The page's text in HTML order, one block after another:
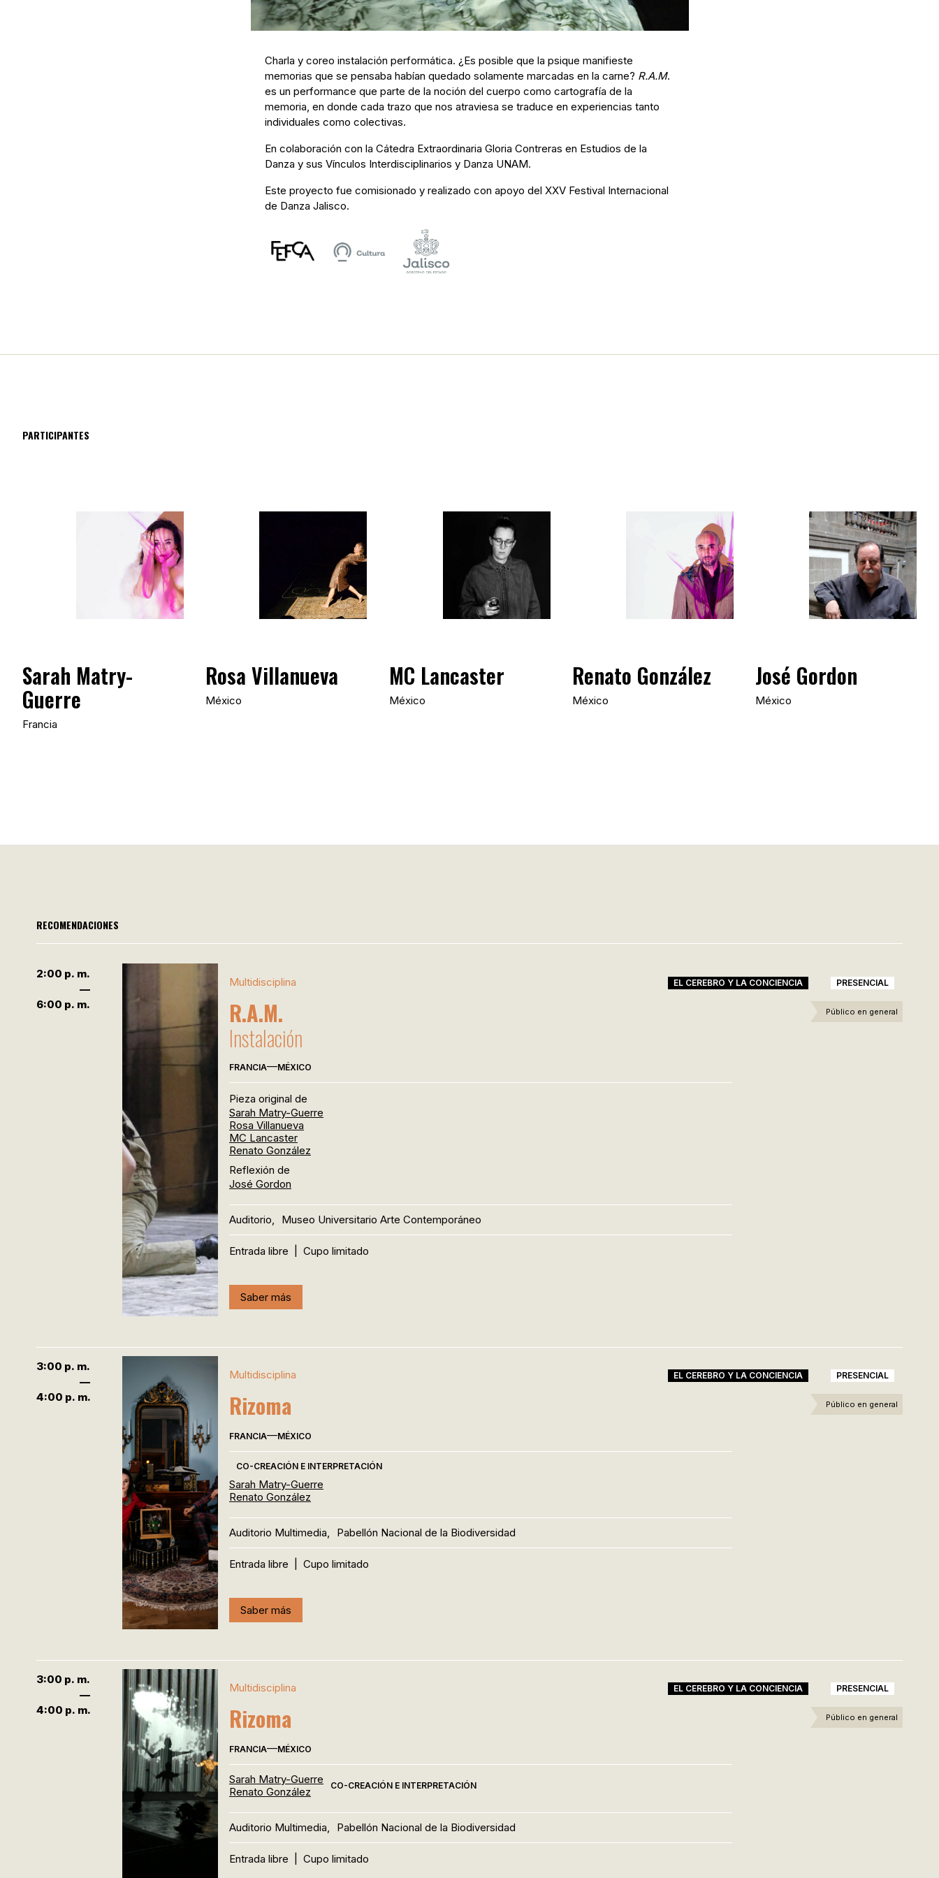
Charla y coreo instalación performática. ¿Es posible que la psique manifieste
memorias que se pensaba habían quedado solamente marcadas en la carne? R.A.M.
es un performance que parte de la noción del cuerpo como cartografía de la
memoria, en donde cada trazo que nos atraviesa se traduce en experiencias tanto
individuales como colectivas.
En colaboración con la Cátedra Extraordinaria Gloria Contreras en Estudios de la
Danza y sus Vínculos Interdisciplinarios y Danza UNAM.
Este proyecto fue comisionado y realizado con apoyo del XXV Festival Internacional
de Danza Jalisco.
PARTICIPANTES
Sarah Matry-
Guerre
Francia
Rosa Villanueva
México
MC Lancaster
México
Renato González
México
José Gordon
México
RECOMENDACIONES
2:00 p. m.
—
6:00 p. m.
Multidisciplina EL CEREBRO Y LA CONCIENCIA PRESENCIAL
R.A.M.
Instalación
FRANCIA—MÉXICO
Pieza original de
Sarah Matry-Guerre
Rosa Villanueva
MC Lancaster
Renato González
Reflexión de
José Gordon
Auditorio, Museo Universitario Arte Contemporáneo
Entrada libre Cupo limitado
Público en general
Saber más
3:00 p. m.
—
4:00 p. m.
Multidisciplina EL CEREBRO Y LA CONCIENCIA PRESENCIAL
Rizoma
FRANCIA—MÉXICO
CO-CREACIÓN E INTERPRETACIÓN
Sarah Matry-Guerre
Renato González
Auditorio Multimedia, Pabellón Nacional de la Biodiversidad
Entrada libre Cupo limitado
Público en general
Saber más
3:00 p. m.
—
4:00 p. m.
Multidisciplina EL CEREBRO Y LA CONCIENCIA PRESENCIAL
Rizoma
FRANCIA—MÉXICO
Sarah Matry-Guerre
Renato González
CO-CREACIÓN E INTERPRETACIÓN
Auditorio Multimedia, Pabellón Nacional de la Biodiversidad
Entrada libre Cupo limitado
Público en general